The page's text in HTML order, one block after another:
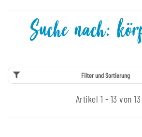
Suche nach:
Filter und Sortierung
Artikel 1 - 13 von 13